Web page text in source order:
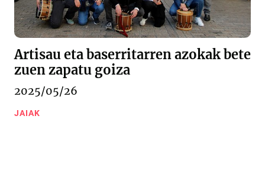
Artisau eta baserritarren azokak bete
zuen zapatu goiza
2025/05/26
JAIAK